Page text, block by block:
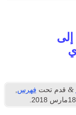
ربط SmartThings إلى
& قدم تحت فهرس,
18مارس 2018 .